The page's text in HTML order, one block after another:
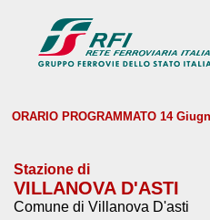
ORARIO PROGRAMMATO 14
Stazione di
VILLANOVA D'ASTI
Comune di Villanova D'asti